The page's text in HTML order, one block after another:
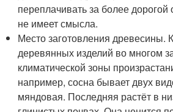
переплачивать за более
не имеет смысла.
Место заготовления древесины.
деревянных изделий во многом
климатической зоны
например, сосна бывает двух
мяндовая. Последняя растёт в